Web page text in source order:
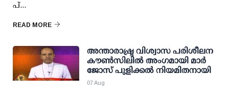
പ്...
READ MORE
അന്താരാഷ്ട്ര വിശ്വാസ പരിശീലന
കൗണ്‍സിലില്‍ അംഗമായി മാര്‍
ജോസ് പുളിക്കല്‍ നിയമിതനായി
07 Aug